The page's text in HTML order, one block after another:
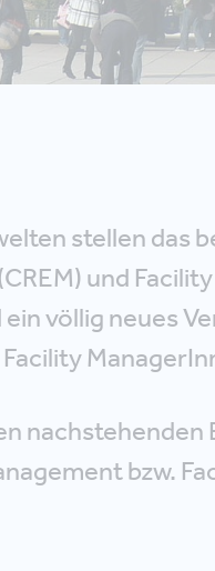
stellen das
und
völlig neues
bzw.